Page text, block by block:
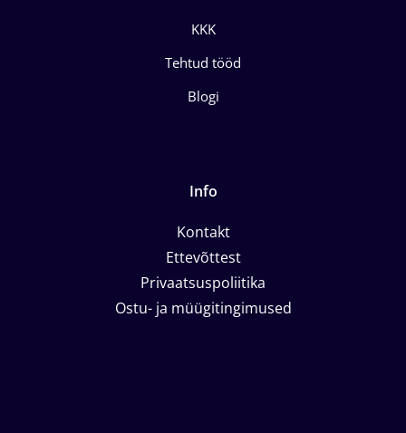
KKK
Tehtud tööd
Blogi
Info
Kontakt
Ettevõttest
Privaatsuspoliitika
Ostu- ja müügitingimused